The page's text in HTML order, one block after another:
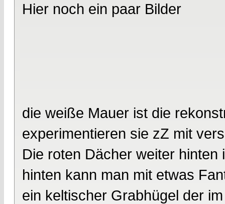
Hier noch ein paar Bilder
die weiße Mauer ist die
experimentieren sie zZ mit
Die roten Dächer weiter
hinten kann man mit etwas
ein keltischer Grabhügel der